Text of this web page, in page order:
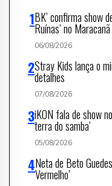
BK’ confirma show
Ruínas’ no Maracanã
06/08/2026
Stray Kids lança o
detalhes
07/08/2026
iKON fala de show
terra do samba’
05/08/2026
Neta de Beto
Vermelho’